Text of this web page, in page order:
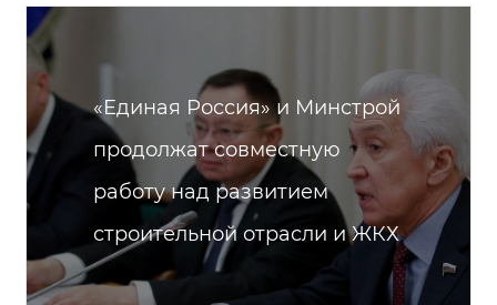
«Единая Россия» и Минстрой
продолжат совместную
работу над развитием
строительной отрасли и ЖКХ